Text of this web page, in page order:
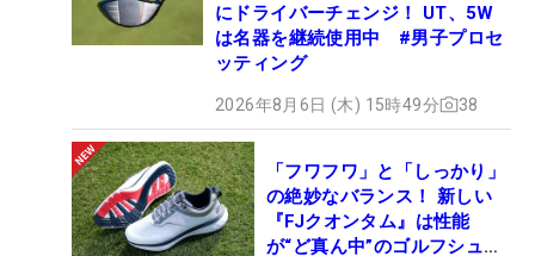
にドライバーチェンジ！ UT、5W
は名器を継続使用中 #男子プロセ
ッティング
2026年8月6日 (木) 15時49分 38
「フワフワ」と「しっかり」
の絶妙なバランス！ 新しい
『FJクオンタム』は性能
が“ど真ん中”のゴルフシュー